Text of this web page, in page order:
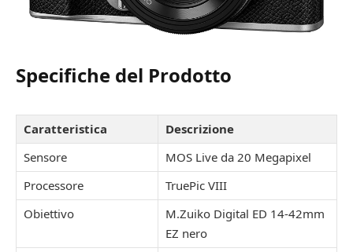
Specifiche del Prodotto
Caratteristica
Descrizione
Sensore
MOS Live da 20 Megapixel
Processore
TruePic VIII
Obiettivo
M.Zuiko Digital ED 14-42mm
EZ nero